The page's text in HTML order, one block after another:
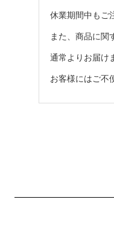
休業期間中もご
また、商品に関
通常よりお届け
お客様にはご不